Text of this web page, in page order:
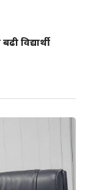
विद्यार्थी